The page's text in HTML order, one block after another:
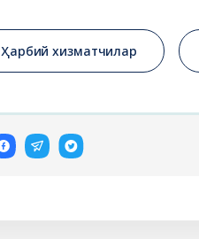
Ҳарбий хизматчилар